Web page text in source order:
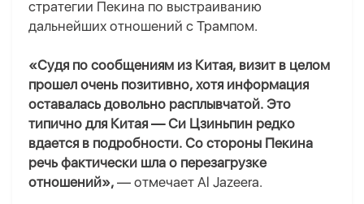
стратегии Пекина по выстраиванию
дальнейших отношений с Трампом.
«Судя по сообщениям из Китая, визит в целом
прошел очень позитивно, хотя информация
оставалась довольно расплывчатой. Это
типично для Китая — Си Цзиньпин редко
вдается в подробности. Со стороны Пекина
речь фактически шла о перезагрузке
отношений», — отмечает Al Jazeera.